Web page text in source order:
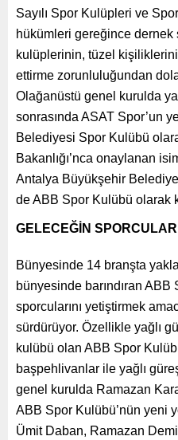
Sayılı Spor Kulüpleri ve
hükümleri gereğince
kulüplerinin, tüzel
ettirme zorunluluğundan
Olağanüstü genel kurulda
sonrasında ASAT Spor’un
Belediyesi Spor Kulübü
Bakanlığı’nca onaylanan
Antalya Büyükşehir
de ABB Spor Kulübü olarak
GELECEĞİN
Bünyesinde 14 branşta
bünyesinde barındıran
sporcularını yetiştirmek
sürdürüyor. Özellikle yağlı
kulübü olan ABB Spor
başpehlivanlar ile yağlı
genel kurulda Ramazan
ABB Spor Kulübü’nün yeni
Ümit Daban, Ramazan